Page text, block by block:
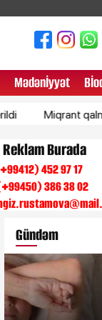
Mədənİyyət
Miqrant
Burada
452 97 17
386 38 02
Gündəm